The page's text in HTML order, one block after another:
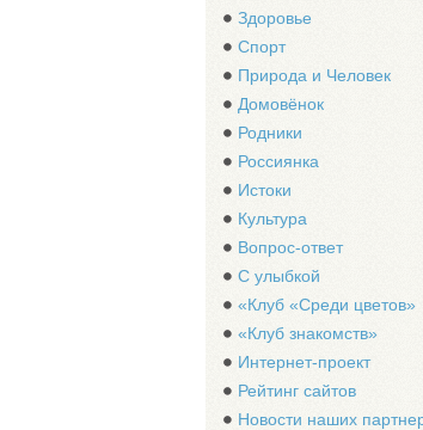
Здоровье
Спорт
Природа и Человек
Домовёнок
Родники
Россиянка
Истоки
Культура
Вопрос-ответ
С улыбкой
«Клуб «Среди цветов»
«Клуб знакомств»
Интернет-проект
Рейтинг сайтов
Новости наших